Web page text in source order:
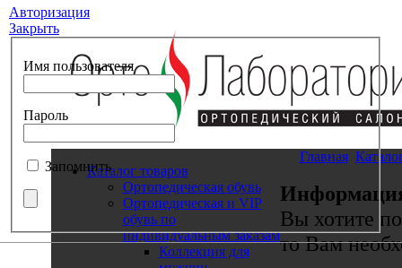
Авторизация
Закрыть
Имя пользователя
Пароль
ЗапомнитьКаталог товаров
Ортопедическая обувь
Ортопедическая и VIP
обувь по
индивидуальным заказам
Коллекция для
Главная
Вы хотите
то Вам